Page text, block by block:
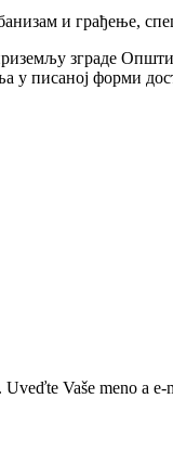
и грађење,
зграде
писаној форми
. Uveďte Vaše meno a e-